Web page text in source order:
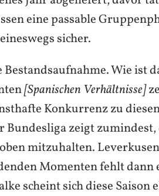
eine passable
sicher.
Wie ist
[Spanischen Verhältnisse]
Konkurrenz zu
Bundesliga zeigt zumindest,
mitzuhalten.
Momenten fehlt dann
scheint sich diese Saison